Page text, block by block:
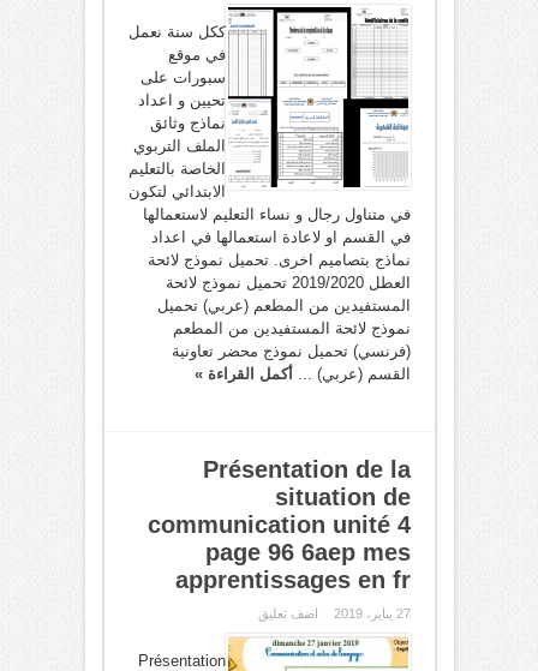
ككل سنة نعمل
في موقع
سبورات على
تحيين و اعداد
نماذج وثائق
الملف التربوي
الخاصة بالتعليم
الابتدائي لتكون
في متناول رجال و نساء التعليم لاستعمالها
في القسم او لاعادة استعمالها في اعداد
نماذج بتصاميم اخرى. تحميل نموذج لائحة
العطل 2019/2020 تحميل نموذج لائحة
المستفيدين من المطعم (عربي) تحميل
نموذج لائحة المستفيدين من المطعم
(فرنسي) تحميل نموذج محضر تعاونية
القسم (عربي) ... أكمل القراءة »
Présentation de la
situation de
communication unité 4
page 96 6aep mes
apprentissages en fr
27 يناير، 2019 اضف تعليق
Présentation